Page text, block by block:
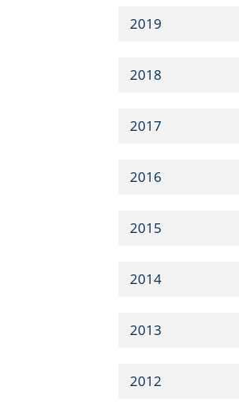
2019
2018
2017
2016
2015
2014
2013
2012